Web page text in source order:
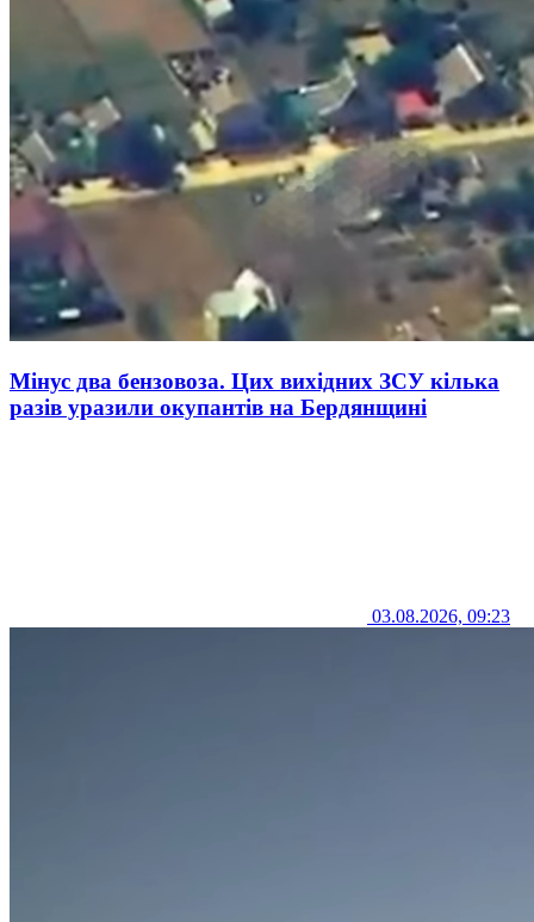
Мінус два бензовоза. Цих вихідних ЗСУ кілька
разів уразили окупантів на Бердянщині
03.08.2026, 09:23